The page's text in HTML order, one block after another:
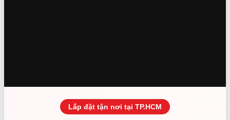
Lắp đặt tận nơi tại TP.HCM